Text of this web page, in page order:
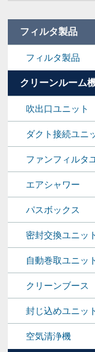
フィルタ製品
フィルタ製品
クリーンルーム
吹出口ユニット
ダクト接続ユニ
ファンフィルタ
エアシャワー
パスボックス
密封交換ユニッ
自動巻取ユニッ
クリーンブース
封じ込めユニッ
空気清浄機